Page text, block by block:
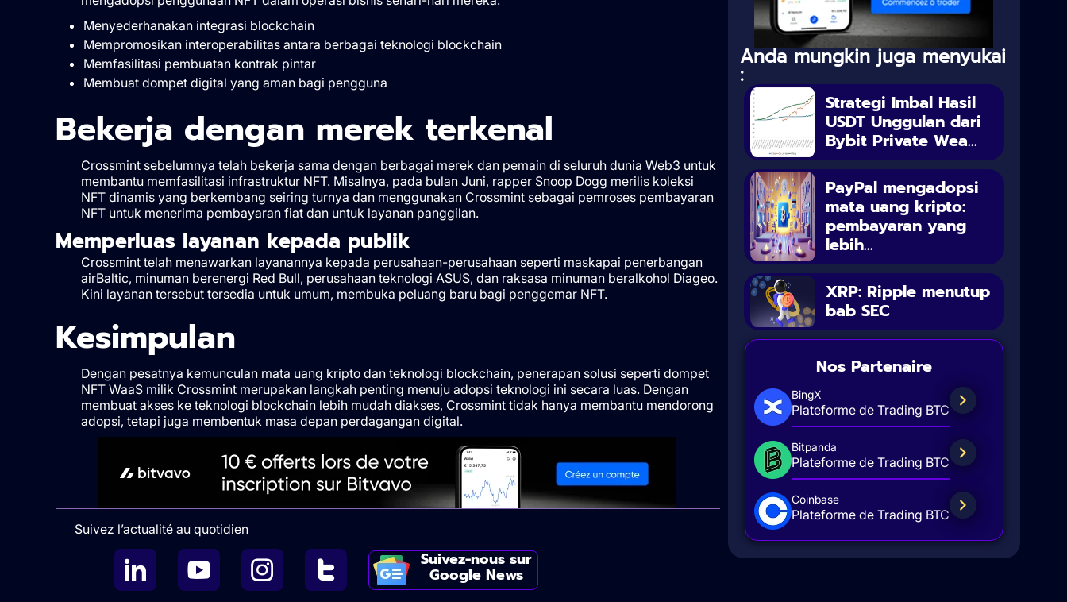
Menyederhanakan integrasi blockchain
Mempromosikan interoperabilitas antara berbagai teknologi blockchain
Memfasilitasi pembuatan kontrak pintar
Membuat dompet digital yang aman bagi pengguna
Bekerja dengan merek terkenal
Crossmint sebelumnya telah bekerja sama dengan berbagai merek dan pemain di seluruh dunia Web3 untuk
membantu memfasilitasi infrastruktur NFT. Misalnya, pada bulan Juni, rapper Snoop Dogg merilis koleksi
NFT dinamis yang berkembang seiring turnya dan menggunakan Crossmint sebagai pemroses pembayaran
NFT untuk menerima pembayaran fiat dan untuk layanan panggilan.
Memperluas layanan kepada publik
Crossmint telah menawarkan layanannya kepada perusahaan-perusahaan seperti maskapai penerbangan
airBaltic, minuman berenergi Red Bull, perusahaan teknologi ASUS, dan raksasa minuman beralkohol Diageo.
Kini layanan tersebut tersedia untuk umum, membuka peluang baru bagi penggemar NFT.
Kesimpulan
Dengan pesatnya kemunculan mata uang kripto dan teknologi blockchain, penerapan solusi seperti dompet
NFT WaaS milik Crossmint merupakan langkah penting menuju adopsi teknologi ini secara luas. Dengan
membuat akses ke teknologi blockchain lebih mudah diakses, Crossmint tidak hanya membantu mendorong
adopsi, tetapi juga membentuk masa depan perdagangan digital.
Suivez l’actualité au quotidien
Suivez-nous sur
Google News
Anda mungkin juga menyukai
:
Strategi Imbal Hasil
USDT Unggulan dari
Bybit Private Wea...
PayPal mengadopsi
mata uang kripto:
pembayaran yang
lebih...
XRP: Ripple menutup
bab SEC
Nos Partenaire
BingX
Plateforme de Trading BTC
Bitpanda
Plateforme de Trading BTC
Coinbase
Plateforme de Trading BTC